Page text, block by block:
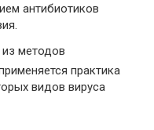
антибиотиков
методов
практика
видов вируса